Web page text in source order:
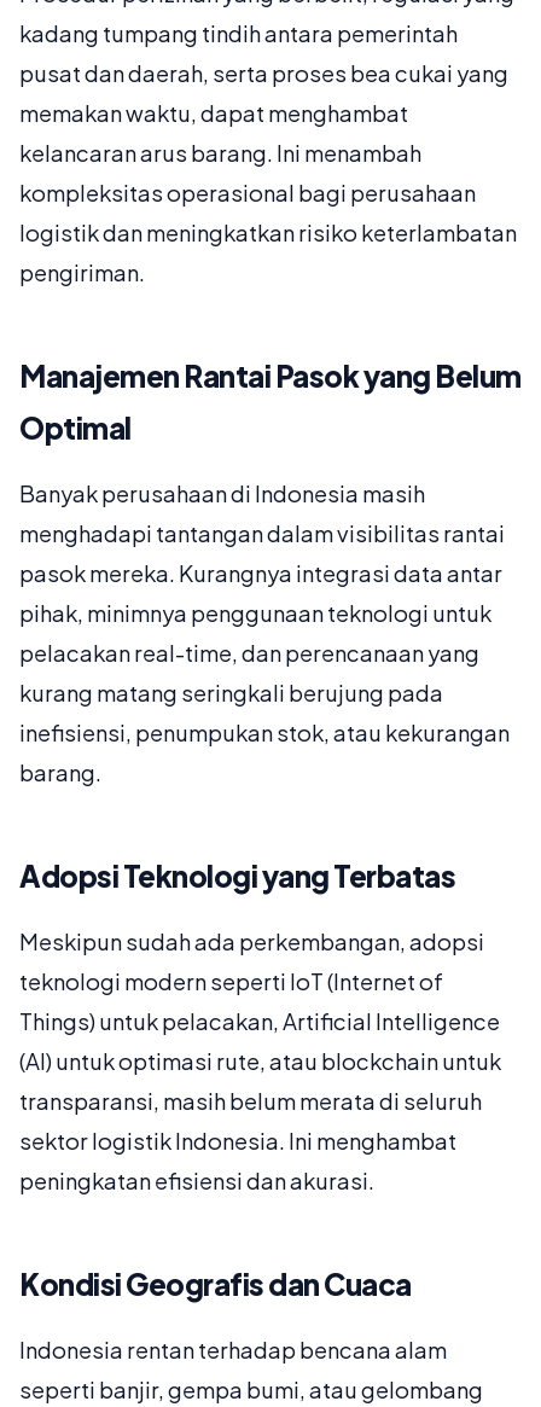
kadang tumpang tindih antara pemerintah
pusat dan daerah, serta proses bea cukai yang
memakan waktu, dapat menghambat
kelancaran arus barang. Ini menambah
kompleksitas operasional bagi perusahaan
logistik dan meningkatkan risiko keterlambatan
pengiriman.
Manajemen Rantai Pasok yang Belum
Optimal
Banyak perusahaan di Indonesia masih
menghadapi tantangan dalam visibilitas rantai
pasok mereka. Kurangnya integrasi data antar
pihak, minimnya penggunaan teknologi untuk
pelacakan real-time, dan perencanaan yang
kurang matang seringkali berujung pada
inefisiensi, penumpukan stok, atau kekurangan
barang.
Adopsi Teknologi yang Terbatas
Meskipun sudah ada perkembangan, adopsi
teknologi modern seperti IoT (Internet of
Things) untuk pelacakan, Artificial Intelligence
(AI) untuk optimasi rute, atau blockchain untuk
transparansi, masih belum merata di seluruh
sektor logistik Indonesia. Ini menghambat
peningkatan efisiensi dan akurasi.
Kondisi Geografis dan Cuaca
Indonesia rentan terhadap bencana alam
seperti banjir, gempa bumi, atau gelombang